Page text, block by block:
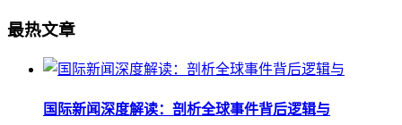
最热文章
国际新闻深度解读：剖析全球事件背后逻辑与